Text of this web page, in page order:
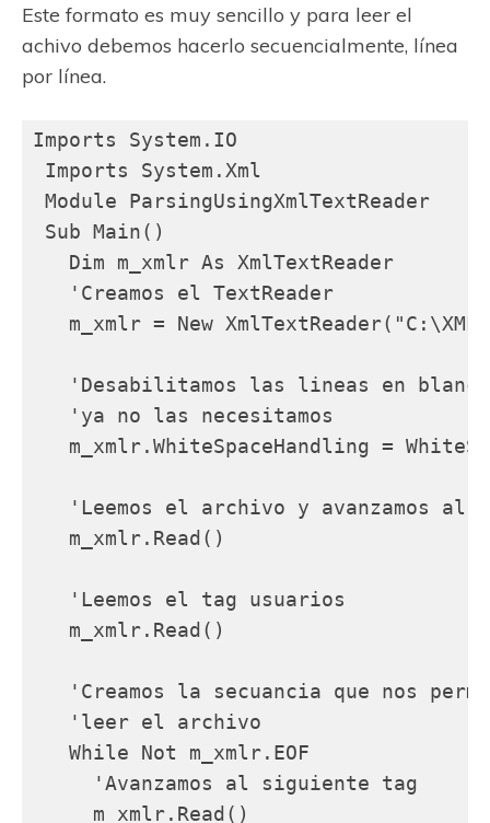
Este formato es muy sencillo y para leer el
achivo debemos hacerlo secuencialmente, línea
por línea.
Imports System.IO
Imports System.Xml
Module ParsingUsingXmlTextReader
Sub Main()
   Dim m_xmlr As XmlTextReader
   'Creamos el TextReader
m_xmlr = New
'Desabilitamos las lineas en
   'ya no las necesitamos
m_xmlr.WhiteSpaceHandling =
'Leemos el archivo y avanzamos al
   m_xmlr.Read()
   'Leemos el tag usuarios
   m_xmlr.Read()
'Creamos la secuancia que nos
   'leer el archivo
   While Not m_xmlr.EOF
     'Avanzamos al siguiente tag
     m_xmlr.Read()